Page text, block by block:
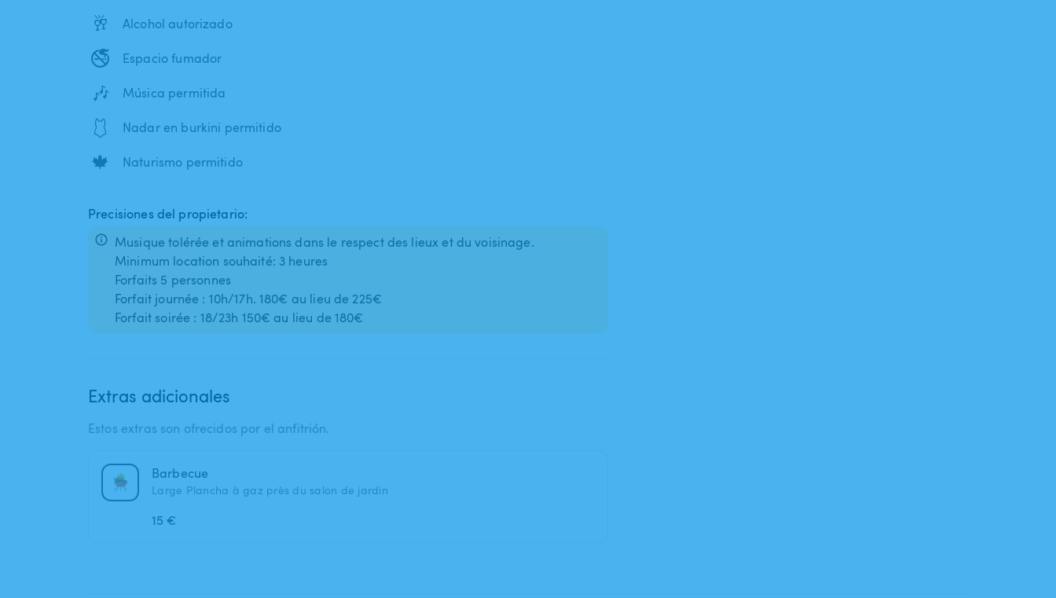
🥂 Alcohol autorizado
🚭 Espacio fumador
🎶 Música permitida
🩱 Nadar en burkini permitido
🍁 Naturismo permitido
Precisiones del propietario:
Musique tolérée et animations dans le respect des lieux et du voisinage.
Minimum location souhaité: 3 heures
Forfaits 5 personnes
Forfait journée : 10h/17h. 180€ au lieu de 225€
Forfait soirée : 18/23h 150€ au lieu de 180€
Extras adicionales
Estos extras son ofrecidos por el anfitrión.
Barbecue
Large Plancha à gaz près du salon de jardin
15 €